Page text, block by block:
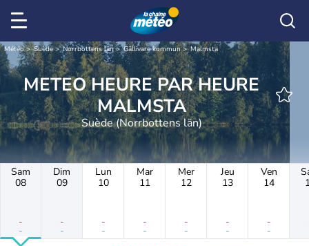
Météo Suède Norrbottens län Gällivare kommun Malmsta
METEO HEURE PAR HEURE
MALMSTA
Suède (Norrbottens län)
Sam
08
-
-
Dim
09
-
-
Lun
10
-
-
Mar
11
-
-
Mer
12
-
-
Jeu
13
-
-
Ven
14
-
-